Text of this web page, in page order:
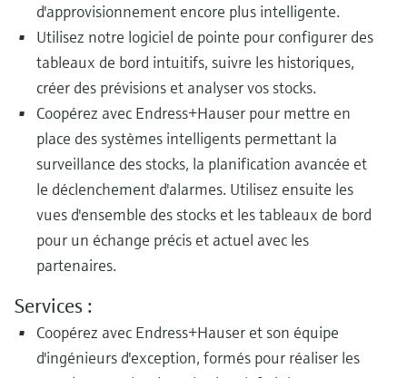
d'approvisionnement encore plus intelligente.
Utilisez notre logiciel de pointe pour configurer des
tableaux de bord intuitifs, suivre les historiques,
créer des prévisions et analyser vos stocks.
Coopérez avec Endress+Hauser pour mettre en
place des systèmes intelligents permettant la
surveillance des stocks, la planification avancée et
le déclenchement d'alarmes. Utilisez ensuite les
vues d'ensemble des stocks et les tableaux de bord
pour un échange précis et actuel avec les
partenaires.
Services :
Coopérez avec Endress+Hauser et son équipe
d'ingénieurs d'exception, formés pour réaliser les